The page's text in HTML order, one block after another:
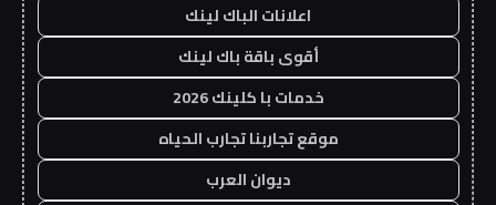
اعلانات الباك لينك
أقوى باقة باك لينك
خدمات با كلينك 2026
موقع تجاربنا تجارب الحياه
ديوان العرب